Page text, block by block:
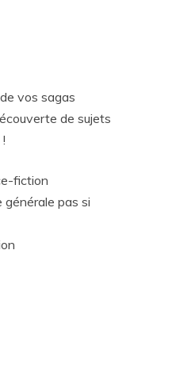
vos sagas
de sujets
fiction
générale pas si